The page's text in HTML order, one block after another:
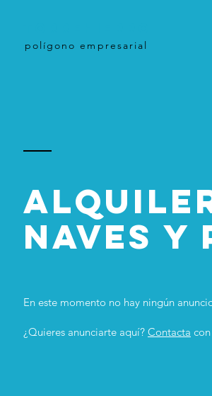
polígono empresarial
NAVES Y
En este momento no hay ningún
¿Quieres anunciarte aquí? Contacta